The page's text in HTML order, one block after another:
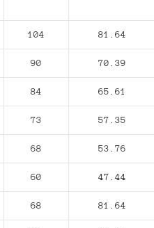
104 81.64
90 70.39
84 65.61
73 57.35
68 53.76
60 47.44
68 81.64